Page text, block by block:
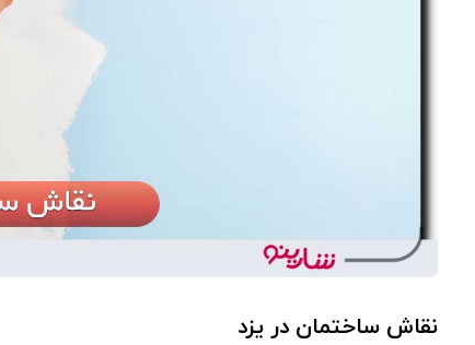
نقاش ساختمان در یزد